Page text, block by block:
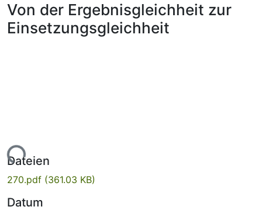
FAQ
Leitlinien
Von der Ergebnisgleichheit zur
Einsetzungsgleichheit
Lade...
Dateien
270.pdf (361.03 KB)
Datum